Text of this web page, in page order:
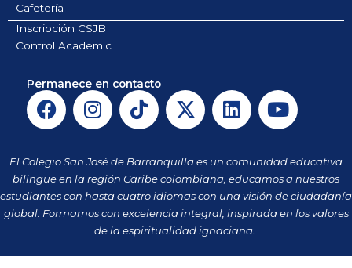
Cafetería
Inscripción CSJB
Control Academic
Permanece en contacto
F
a
e
b
o
o
I
n
t
a
g
r
a
m
T
i
t
o
k
X
-
w
i
t
t
e
r
L
i
k
e
d
i
n
Y
o
t
u
b
e
El Colegio San José de Barranquilla es un comunidad educativa
bilingüe en la región Caribe colombiana, educamos a nuestros
estudiantes con hasta cuatro idiomas con una visión de ciudadanía
global. Formamos con excelencia integral, inspirada en los valores
de la espiritualidad ignaciana.